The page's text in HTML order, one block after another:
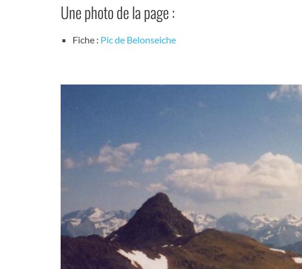
Une photo de la page :
Fiche : Pic de Belonseiche